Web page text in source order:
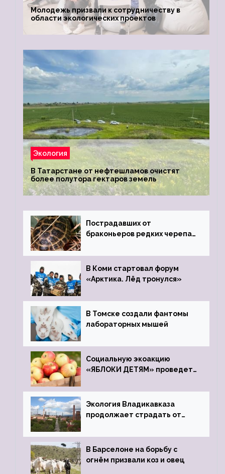
Молодежь призвали к сотрудничеству в
области экологических проектов
Экология
В Татарстане от нефтешламов очистят
более полутора гектаров земель
Пострадавших от
браконьеров редких черепах
зоопарк
В Коми стартовал форум
«Арктика. Лёд тронулся»
В Томске создали фантомы
лабораторных мышей
Социальную экоакцию
«ЯБЛОКИ ДЕТЯМ» проведет
Экология Владикавказа
продолжает страдать от
В Барселоне на борьбу с
огнём призвали коз и овец